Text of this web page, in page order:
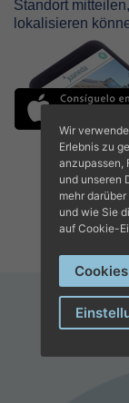
Standort
lokalisieren
Wir
Erlebnis zu
anzupassen,
und unseren
mehr
und wie Sie
auf Cookie-